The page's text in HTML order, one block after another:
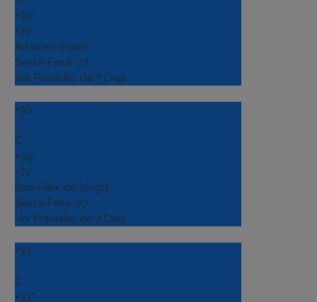
+35°
+21°
Altamira (Para)
Sexta-Feira, 07
Ver Previsão de 7 Dias
+36
°
C
+39°
+21°
Sao Felix do Xingu
Sexta-Feira, 07
Ver Previsão de 7 Dias
+33
°
C
+33°